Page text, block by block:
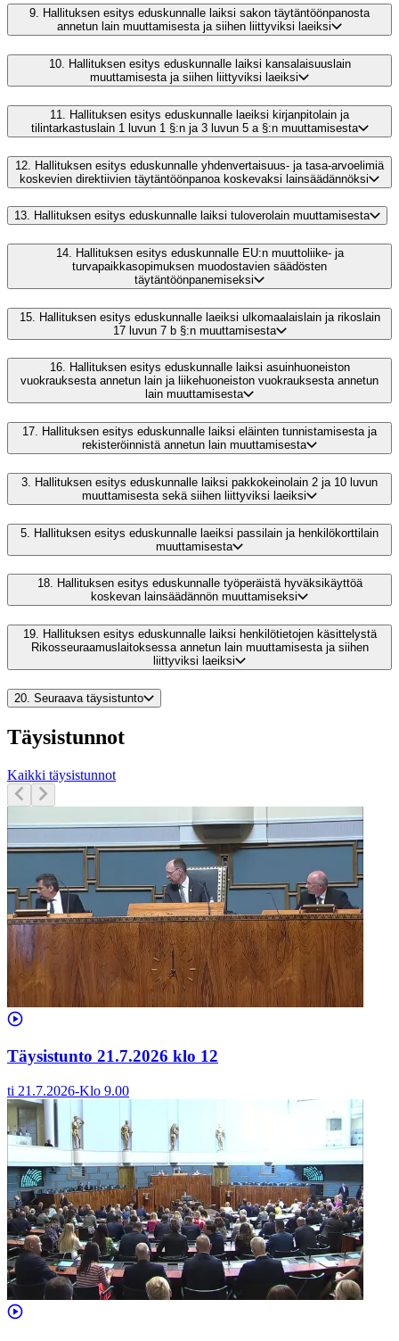
9. Hallituksen esitys eduskunnalle laiksi sakon täytäntöönpanosta
annetun lain muuttamisesta ja siihen liittyviksi laeiksi
10. Hallituksen esitys eduskunnalle laiksi kansalaisuuslain
muuttamisesta ja siihen liittyviksi laeiksi
11.
Hallituksen esitys eduskunnalle laeiksi kirjanpitolain ja
tilintarkastuslain 1 luvun 1 §:n ja 3 luvun 5 a §:n muuttamisesta
12. Hallituksen esitys eduskunnalle yhdenvertaisuus- ja tasa-arvoelimiä
koskevien direktiivien täytäntöönpanoa koskevaksi lainsäädännöksi
13. Hallituksen esitys eduskunnalle laiksi tuloverolain muuttamisesta
14.
Hallituksen esitys eduskunnalle EU:n muuttoliike- ja
turvapaikkasopimuksen muodostavien säädösten
täytäntöönpanemiseksi
15. Hallituksen esitys eduskunnalle laeiksi ulkomaalaislain ja rikoslain
17 luvun 7 b §:n muuttamisesta
16. Hallituksen esitys eduskunnalle laiksi asuinhuoneiston
vuokrauksesta annetun lain ja liikehuoneiston vuokrauksesta annetun
lain muuttamisesta
17. Hallituksen esitys eduskunnalle laiksi eläinten tunnistamisesta ja
rekisteröinnistä annetun lain muuttamisesta
3.
Hallituksen esitys eduskunnalle laiksi pakkokeinolain 2 ja 10 luvun
muuttamisesta sekä siihen liittyviksi laeiksi
5. Hallituksen esitys eduskunnalle laeiksi passilain ja henkilökorttilain
muuttamisesta
18. Hallituksen esitys eduskunnalle työperäistä hyväksikäyttöä
koskevan lainsäädännön muuttamiseksi
19.
Hallituksen esitys eduskunnalle laiksi henkilötietojen käsittelystä
Rikosseuraamuslaitoksessa annetun lain muuttamisesta ja siihen
liittyviksi laeiksi
20. Seuraava täysistunto
Täysistunnot
Kaikki täysistunnot
Täysistunto 21.7.2026 klo 12
ti 21.7.2026-Klo 9.00